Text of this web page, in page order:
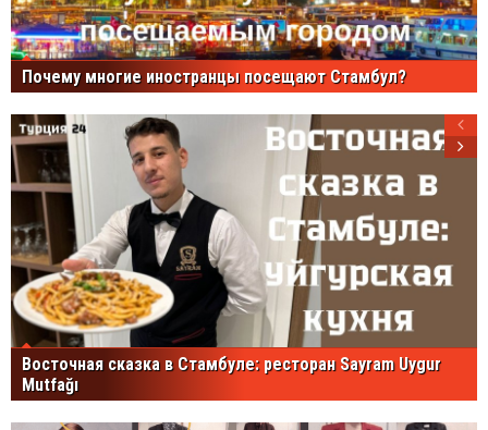
Почему многие иностранцы посещают Стамбул?
Восточная сказка в Стамбуле: ресторан Sayram Uygur
Mutfağı